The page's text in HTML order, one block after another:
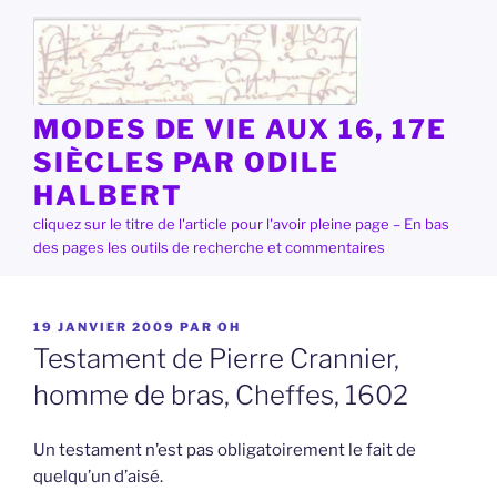
contenu
principal
MODES DE VIE AUX 16, 17E
SIÈCLES PAR ODILE
HALBERT
cliquez sur le titre de l'article pour l'avoir pleine page – En bas
des pages les outils de recherche et commentaires
PUBLIÉ
LE
19 JANVIER 2009 PAR OH
Testament de Pierre Crannier,
homme de bras, Cheffes, 1602
Un testament n’est pas obligatoirement le fait de
quelqu’un d’aisé.